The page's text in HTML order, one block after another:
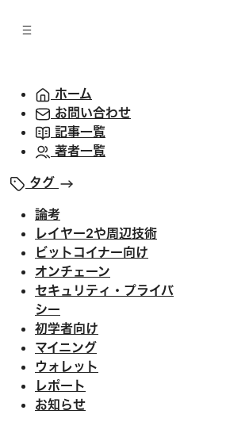
ホーム
お問い合わせ
記事一覧
著者一覧
タグ
論考
レイヤー2や周辺技術
ビットコイナー向け
オンチェーン
セキュリティ・プライバ
シー
初学者向け
マイニング
ウォレット
レポート
お知らせ